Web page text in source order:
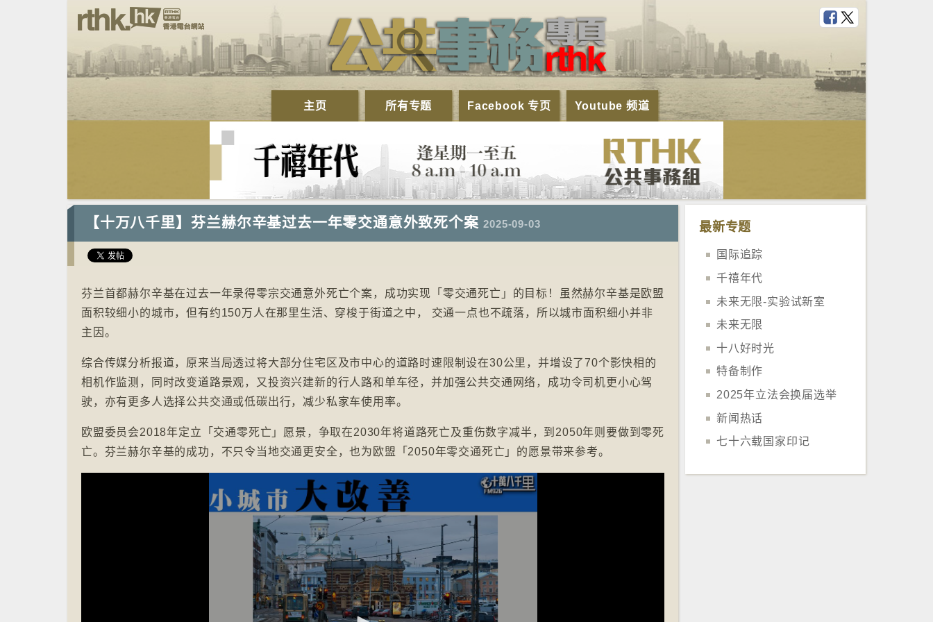
主页 所有专题 Facebook 专页 Youtube 频道
【十万八千里】⁠芬兰赫尔辛基过去一年零交通意外致死个案2025-09-03
芬兰首都赫尔辛基在过去一年录得零宗交通意外死亡个案，成功实现「零交通死亡」的目标！虽然赫尔辛基是欧盟
面积较细小的城市，但有约150万人在那里生活、穿梭于街道之中， 交通一点也不疏落，所以城市面积细小并非
主因。
综合传媒分析报道，原来当局透过将大部分住宅区及市中心的道路时速限制设在30公里，并增设了70个影快相的
相机作监测，同时改变道路景观，又投资兴建新的行人路和单车径，并加强公共交通网络，成功令司机更小心驾
驶，亦有更多人选择公共交通或低碳出行，减少私家车使用率。
欧盟委员会2018年定立「交通零死亡」愿景，争取在2030年将道路死亡及重伤数字减半，到2050年则要做到零死
亡。芬兰赫尔辛基的成功，不只令当地交通更安全，也为欧盟「2050年零交通死亡」的愿景带来参考。
最新专题
国际追踪
千禧年代
未来无限-实验试新室
未来无限
十八好时光
特备制作
2025年立法会换届选举
新闻热话
七十六载国家印记